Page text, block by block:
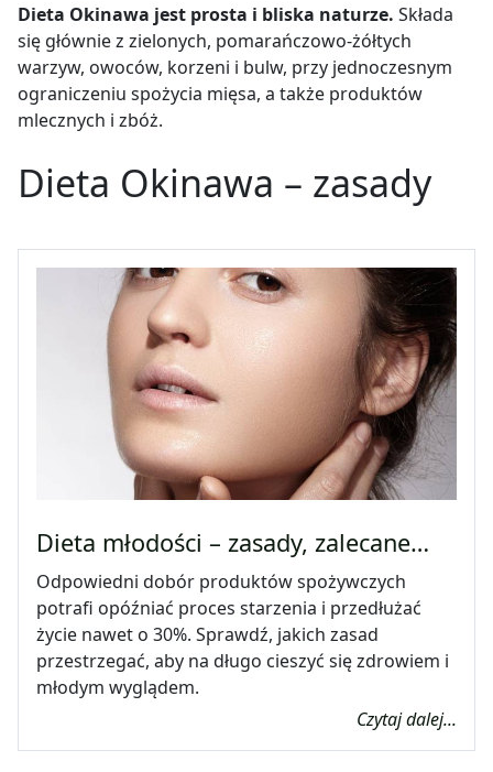
Dieta Okinawa jest prosta i bliska naturze. Składa
się głównie z zielonych, pomarańczowo-żółtych
warzyw, owoców, korzeni i bulw, przy jednoczesnym
ograniczeniu spożycia mięsa, a także produktów
mlecznych i zbóż.
Dieta Okinawa – zasady
Dieta młodości – zasady, zalecane…
Odpowiedni dobór produktów spożywczych
potrafi opóźniać proces starzenia i przedłużać
życie nawet o 30%. Sprawdź, jakich zasad
przestrzegać, aby na długo cieszyć się zdrowiem i
młodym wyglądem.
Czytaj dalej...